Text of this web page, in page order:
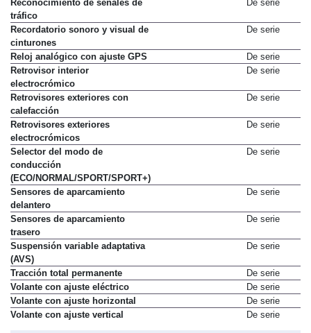
Reconocimiento de señales de
tráfico
De serie
Recordatorio sonoro y visual de
cinturones
De serie
Reloj analógico con ajuste GPS
De serie
Retrovisor interior
electrocrómico
De serie
Retrovisores exteriores con
calefacción
De serie
Retrovisores exteriores
electrocrómicos
De serie
Selector del modo de
conducción
(ECO/NORMAL/SPORT/SPORT+)
De serie
Sensores de aparcamiento
delantero
De serie
Sensores de aparcamiento
trasero
De serie
Suspensión variable adaptativa
(AVS)
De serie
Tracción total permanente
De serie
Volante con ajuste eléctrico
De serie
Volante con ajuste horizontal
De serie
Volante con ajuste vertical
De serie